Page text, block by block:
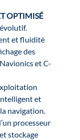
OPTIMISÉ
et fluidité
des
et C-
et
navigation.
processeur
stockage